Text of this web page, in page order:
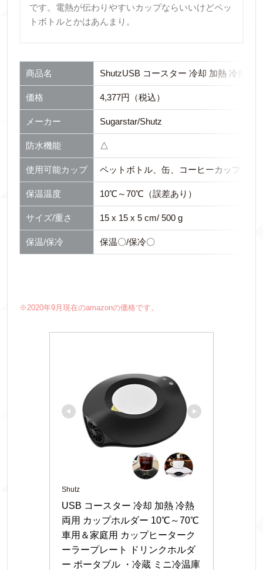
です。電熱が伝わりやすいカップならいいけどペッ
トボトルとかはあんまり。
商品名 ShutzUSB コースター 冷却 加熱 冷熱両
価格 4,377円（税込）
メーカー Sugarstar/Shutz
防水機能 △
使用可能カップ ペットボトル、缶、コーヒーカップ
保温温度 10℃～70℃（誤差あり）
サイズ/重さ 15 x 15 x 5 cm/ 500 g
保温/保冷 保温〇/保冷〇
※2020年9月現在のamazonの価格です。
Shutz
USB コースター 冷却 加熱 冷熱
両用 カップホルダー 10℃～70℃
車用＆家庭用 カップヒーターク
ーラープレート ドリンクホルダ
ー ポータブル ・冷蔵 ミニ冷温庫